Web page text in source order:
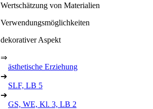
Wertschätzung von Materialien
Verwendungsmöglichkeiten
dekorativer Aspekt
⇒
ästhetische Erziehung
➔
SLF, LB 5
➔
GS, WE, Kl. 3, LB 2